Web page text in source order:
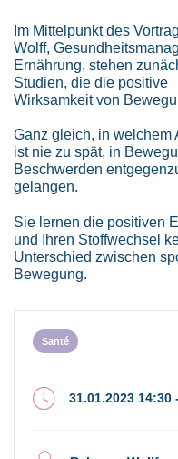
Im Mittelpunkt des
Wolff,
Ernährung, stehen
Studien, die die positive
Wirksamkeit von
Ganz gleich, in welchem
ist nie zu spät, in
Beschwerden
gelangen.
Sie lernen die positiven
und Ihren Stoffwechsel
Unterschied zwischen
Bewegung.
Santé
31.01.2023 14:30